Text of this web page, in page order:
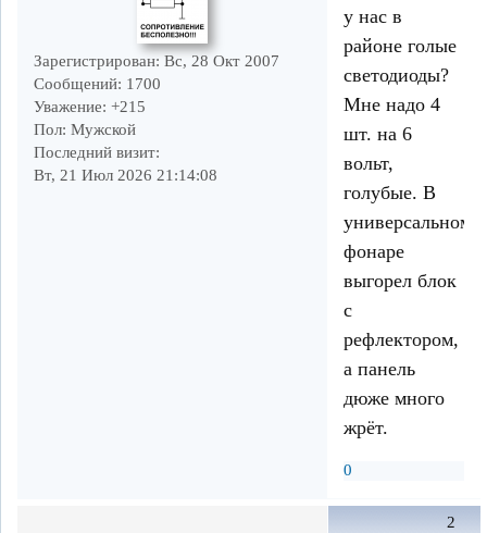
Зарегистрирован: Вс, 28 Окт 2007
Сообщений: 1700
Уважение: +215
Пол: Мужской
Последний визит:
Вт, 21 Июл 2026 21:14:08
у нас в
районе голые
светодиоды?
Мне надо 4
шт. на 6
вольт,
голубые. В
универсальном
фонаре
выгорел блок
с
рефлектором,
а панель
дюже много
жрёт.
0
2